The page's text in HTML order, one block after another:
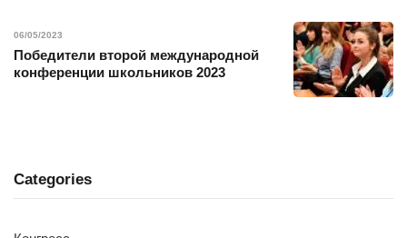
06/05/2023
Победители второй международной
конференции школьников 2023
Categories